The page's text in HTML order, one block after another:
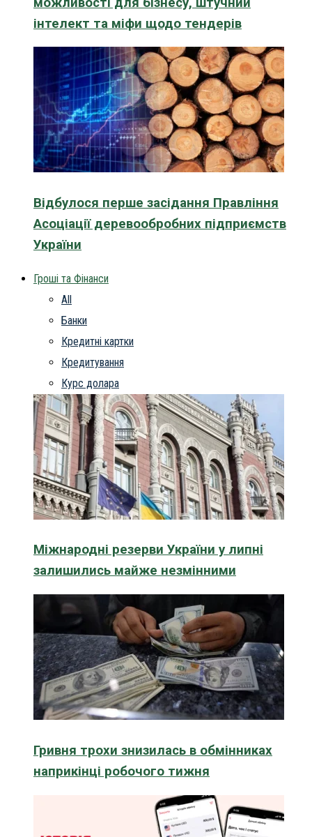
інтелект та міфи щодо тендерів
Відбулося перше засідання Правління
Асоціації деревообробних підприємств
України
Гроші та Фінанси
All
Банки
Кредитні картки
Кредитування
Курс долара
Міжнародні резерви України у липні
залишились майже незмінними
Гривня трохи знизилась в обмінниках
наприкінці робочого тижня